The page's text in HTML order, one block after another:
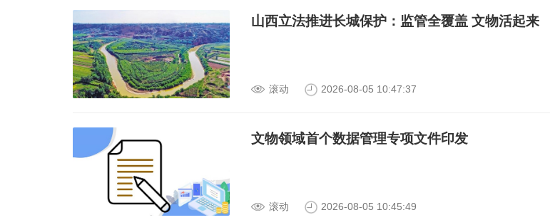
山西立法推进长城保护：监管全覆盖 文物活起来
滚动 2026-08-05 10:47:37
文物领域首个数据管理专项文件印发
滚动 2026-08-05 10:45:49